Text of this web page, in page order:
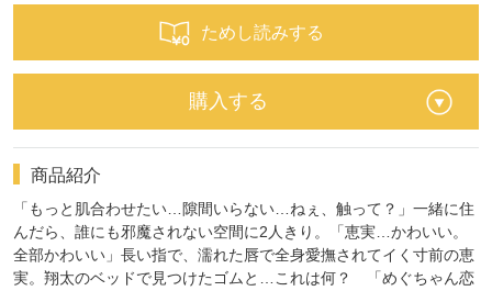
ためし読みする
購入する
商品紹介
「もっと肌合わせたい…隙間いらない…ねぇ、触って？」一緒に住
んだら、誰にも邪魔されない空間に2人きり。「恵実…かわいい。
全部かわいい」長い指で、濡れた唇で全身愛撫されてイく寸前の恵
実。翔太のベッドで見つけたゴムと…これは何？ 「めぐちゃん恋